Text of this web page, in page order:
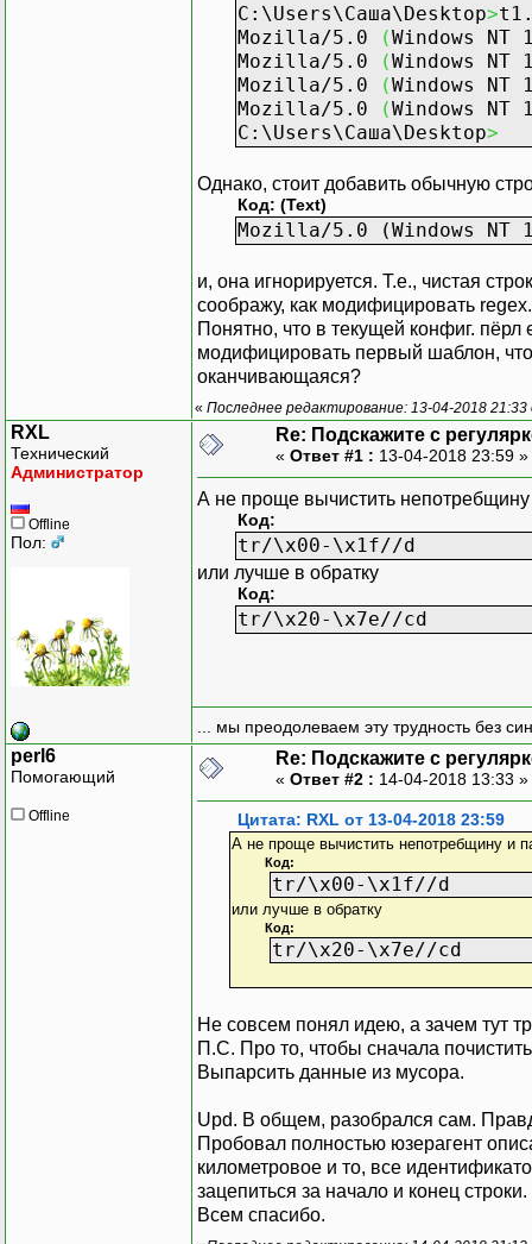
C:\Users\Саша\Desktop>
Mozilla/5.0
(Windows NT
Mozilla/5.0
(Windows NT
Mozilla/5.0
(Windows
Mozilla/5.0
(Windows
C:\Users\Саша\Desktop>
Однако, стоит добавить обычную
Код: (Text)
Mozilla/5.0 (Windows NT
и, она игнорируется. Т.е., чистая
соображу, как модифицировать regex.
Понятно, что в текущей конфиг. пёрл
модифицировать первый шаблон,
оканчивающаяся?
« Последнее редактирование: 13-04-2018
RXL
Технический
Администратор
Offline
Пол:
Re: Подскажите с
« Ответ #1 : 13-04-2018 23:59 »
А не проще вычистить непотребщину
Код:
tr/\x00-\x1f//d
или лучше в обратку
Код:
tr/\x20-\x7e//cd
... мы преодолеваем эту трудность без
perl6
Помогающий
Offline
Re: Подскажите с
« Ответ #2 : 14-04-2018 13:33 »
Цитата: RXL от 13-04-2018 23:59
А не проще вычистить непотребщину и
Код:
tr/\x00-\x1f//d
или лучше в обратку
Код:
tr/\x20-\x7e//cd
Не совсем понял идею, а зачем тут
П.С. Про то, чтобы сначала
Выпарсить данные из мусора.
Upd. В общем, разобрался сам.
Пробовал полностью юзерагент
километровое и то, все
зацепиться за начало и конец строки.
Всем спасибо.